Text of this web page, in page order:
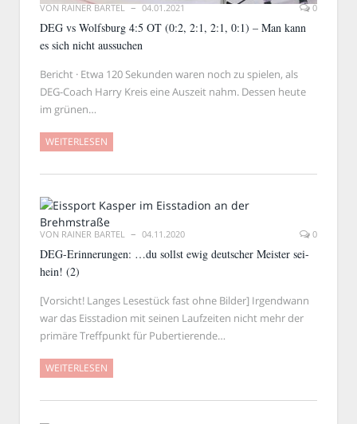
VONRAINER BARTEL 04.01.2021 0
DEG vs Wolfsburg 4:5 OT (0:2, 2:1, 2:1, 0:1) – Man kann
es sich nicht aussuchen
Bericht · Etwa 120 Sekunden waren noch zu spielen, als
DEG-Coach Harry Kreis eine Auszeit nahm. Dessen heute
im grünen…
WEITERLESEN
VON RAINER BARTEL 04.11.2020 0
DEG-Erinnerungen: …du sollst ewig deutscher Meister sei-
hein! (2)
[Vorsicht! Langes Lesestück fast ohne Bilder] Irgendwann
war das Eisstadion mit seinen Laufzeiten nicht mehr der
primäre Treffpunkt für Pubertierende…
WEITERLESEN